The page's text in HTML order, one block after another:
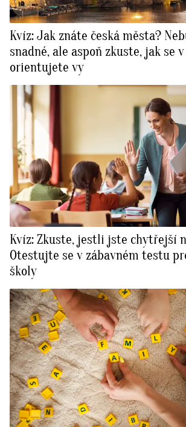
Kvíz: Jak znáte česká města?
snadné, ale aspoň zkuste, jak se
orientujete vy
Kvíz: Zkuste, jestli jste chytřejší
Otestujte se v zábavném testu
školy